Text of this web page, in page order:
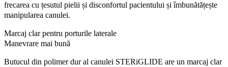
frecarea cu țesutul pielii și disconfortul pacientului și îmbunătățește
manipularea canulei.
Marcaj clar pentru porturile laterale
Manevrare mai bună
Butucul din polimer dur al canulei STERiGLIDE are un marcaj clar